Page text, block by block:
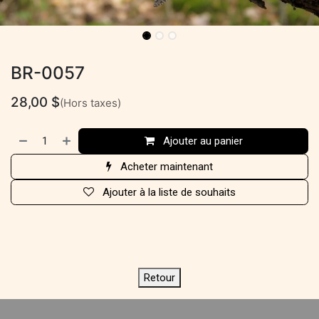
BR-0057
28,00 $(Hors taxes)
Ajouter au panier
Acheter maintenant
Ajouter à la liste de souhaits
Retour